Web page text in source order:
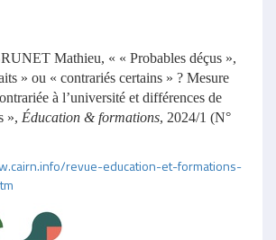
Mathieu, « « Probables déçus »,
» ou « contrariés certains » ? Mesure
à l’université et différences de
», Éducation & formations, 2024/1 (N°
revue-education-et-formations-